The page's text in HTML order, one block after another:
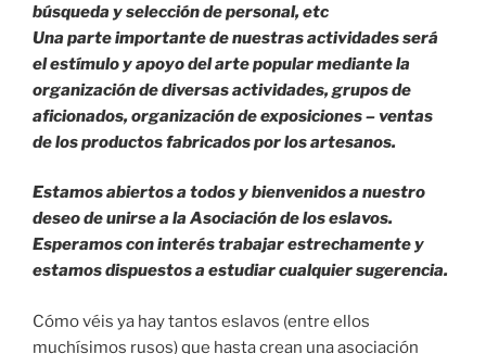
búsqueda y selección de personal, etc
Una parte importante de nuestras actividades será
el estímulo y apoyo del arte popular mediante la
organización de diversas actividades, grupos de
aficionados, organización de exposiciones – ventas
de los productos fabricados por los artesanos.
Estamos abiertos a todos y bienvenidos a nuestro
deseo de unirse a la Asociación de los eslavos.
Esperamos con interés trabajar estrechamente y
estamos dispuestos a estudiar cualquier sugerencia.
Cómo véis ya hay tantos eslavos (entre ellos
muchísimos rusos) que hasta crean una asociación